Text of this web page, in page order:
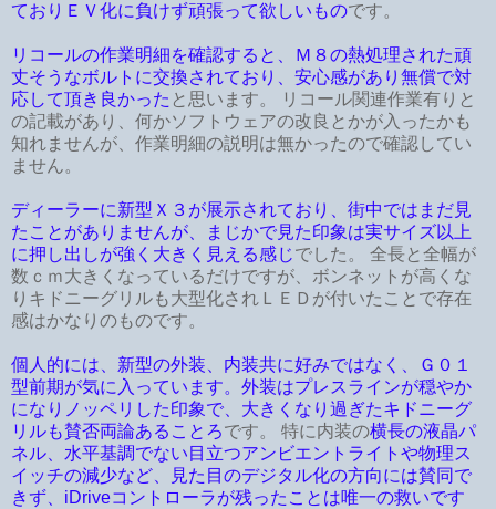
ておりＥＶ化に負けず頑張って欲しいものです。
リコールの作業明細を確認すると、Ｍ８の熱処理された頑
丈そうなボルトに交換されており、安心感があり無償で対
応して頂き良かった と思います。 リコール関連作業有りと
の記載があり、何かソフトウェアの改良とかが入ったかも
知れませんが、作業明細の説明は無かったので確認してい
ません。
ディーラーに新型Ｘ３が展示されており、街中ではまだ見
たことがありませんが、まじかで見た印象は実サイズ以上
に押し出しが強く大きく見える感じでした。 全長と全幅が
数ｃｍ大きくなっているだけですが、ボンネットが高くな
りキドニーグリルも大型化されＬＥＤが付いたことで存在
感はかなりのものです。
個人的には、新型の外装、内装共に好みではなく、Ｇ０１
型前期が気に入っています。外装はプレスラインが穏やか
になりノッペリした印象で、大きくなり過ぎたキドニーグ
リルも賛否両論あることろです。 特に内装の横長の液晶パ
ネル、水平基調でない目立つアンビエントライトや物理ス
イッチの減少など、見た目のデジタル化の方向には賛同で
きず、iDriveコントローラが残ったことは唯一の救いです